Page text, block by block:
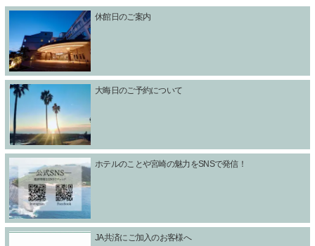
休館日のご案内
大晦日のご予約について
ホテルのことや宮崎の魅力をSNSで発信！
JA共済にご加入のお客様へ